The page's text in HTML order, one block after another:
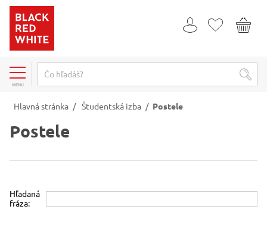
MENU
Hlavná stránka / Študentská izba / Postele
Postele
Hľadaná
fráza: